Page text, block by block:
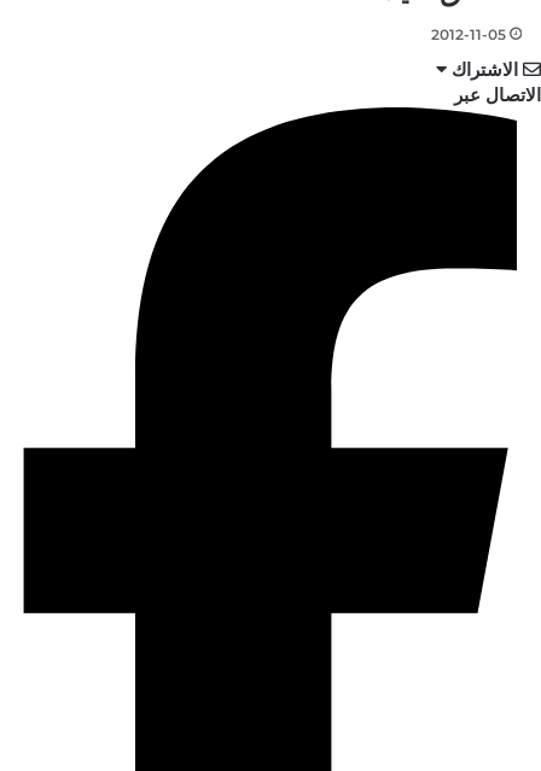
2012-11-05
الاشتراك
الاتصال عبر